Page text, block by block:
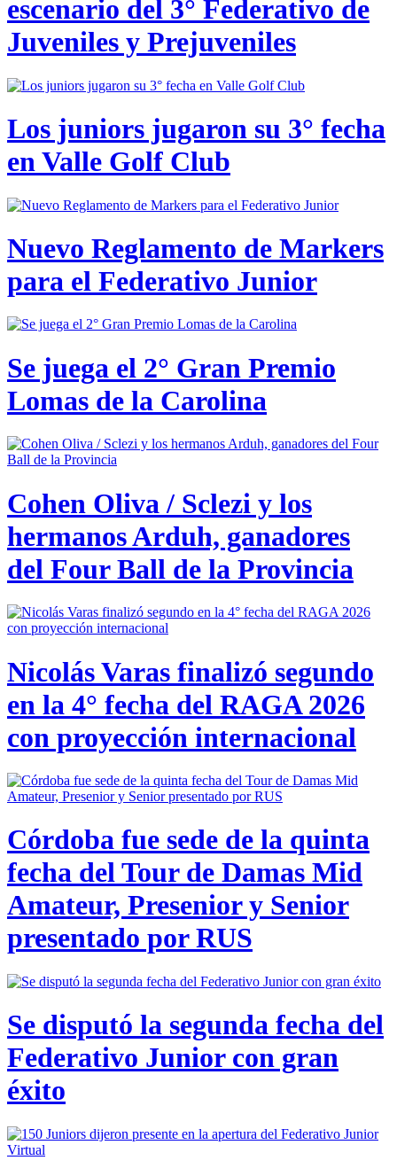
escenario del 3° Federativo de
Juveniles y Prejuveniles
Los juniors jugaron su 3° fecha
en Valle Golf Club
Nuevo Reglamento de Markers
para el Federativo Junior
Se juega el 2° Gran Premio
Lomas de la Carolina
Cohen Oliva / Sclezi y los
hermanos Arduh, ganadores
del Four Ball de la Provincia
Nicolás Varas finalizó segundo
en la 4° fecha del RAGA 2026
con proyección internacional
Córdoba fue sede de la quinta
fecha del Tour de Damas Mid
Amateur, Presenior y Senior
presentado por RUS
Se disputó la segunda fecha del
Federativo Junior con gran
éxito